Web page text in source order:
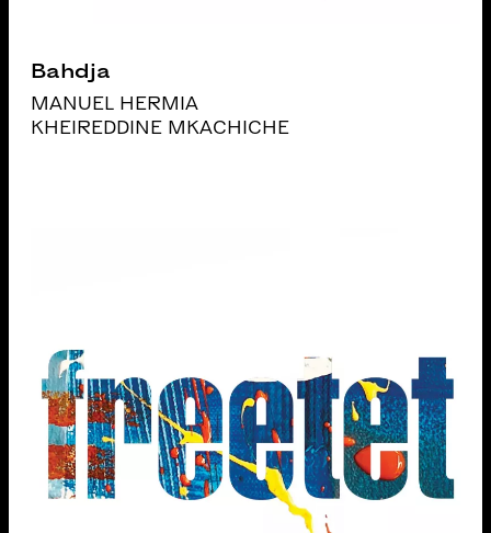
Bahdja
MANUEL HERMIA
KHEIREDDINE MKACHICHE